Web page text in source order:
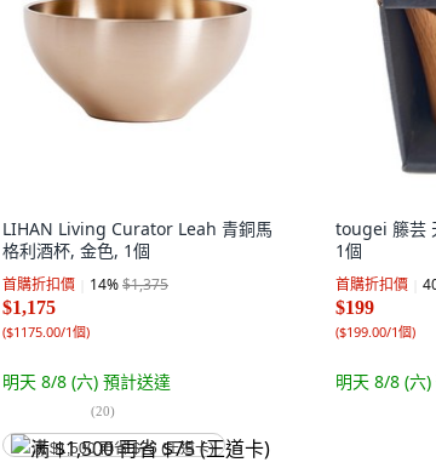
LIHAN Living Curator Leah 青銅馬
格利酒杯, 金色, 1個
首購折扣價 14%$1,375
$1,175
($1175.00/1個)
明天 8/8 (六) 預計送達
(20)
满 $1,500 再省 $75 (王道卡)
tougei 籐芸
1個
首購折扣價
$199
($199.00/1個)
明天 8/8 (六)